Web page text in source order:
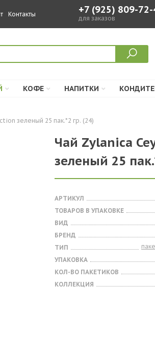
Контакты +7 (925) 809-72-
для заказов
КОФЕ НАПИТКИ
зеленый 25 пак.*2 гр. (24)
Чай Zylanica
зеленый 25
АРТИКУЛ
ТОВАРОВ В УПАКОВКЕ
ВИД
БРЕНД
ТИП
УПАКОВКА
КОЛ-ВО ПАКЕТИКОВ
КОЛЛЕКЦИЯ